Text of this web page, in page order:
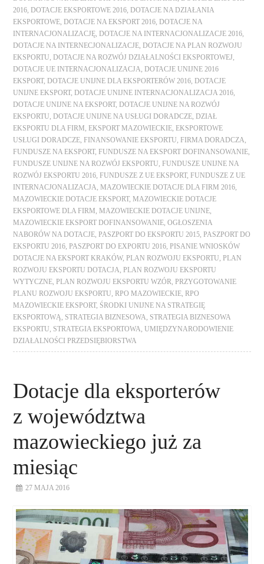
2016
DOTACJE EKSPORTOWE 2016
DOTACJE NA DZIAŁANIA
EKSPORTOWE
DOTACJE NA EKSPORT 2016
DOTACJE NA
INTERNACJONALIZACJĘ
DOTACJE NA INTERNACJONALIZACJE 2016
DOTACJE NA INTERNECJONALIZACJE
DOTACJE NA PLAN ROZWOJU
EKSPORTU
DOTACJE NA ROZWÓJ DZIAŁALNOŚCI EKSPORTOWEJ
DOTACJE UE INTERNACJONALIZACJA
DOTACJE UNIJNE 2016
EKSPORT, DOTACJE UNIJNE DLA EKSPORTERÓW 2016
DOTACJE
UNIJNE EKSPORT, DOTACJE UNIJNE INTERNACJONALIZACJA 2016
DOTACJE UNIJNE NA EKSPORT,
DOTACJE UNIJNE NA ROZWÓJ
EKSPORTU
DOTACJE UNIJNE NA USŁUGI DORADCZE
DZIAŁ
EKSPORTU DLA FIRM
EKSPORT MAZOWIECKIE
EKSPORTOWE
USŁUGI DORADCZE
FINANSOWANIE EKSPORTU FIRMA DORADCZA
FUNDUSZE NA EKSPORT, FUNDUSZE NA EKSPORT DOFINANSOWANIE
FUNDUSZE UNIJNE NA ROZWÓJ EKSPORTU
FUNDUSZE UNIJNE NA
ROZWÓJ EKSPORTU 2016
FUNDUSZE Z UE EKSPORT, FUNDUSZE Z UE
INTERNACJONALIZACJA
MAZOWIECKIE DOTACJE DLA FIRM 2016
MAZOWIECKIE DOTACJE EKSPORT, MAZOWIECKIE DOTACJE
EKSPORTOWE DLA FIRM
MAZOWIECKIE DOTACJE UNIJNE
MAZOWIECKIE EKSPORT DOFINANSOWANIE ,OGŁOSZENIA
NABORÓW NA DOTACJE
PASZPORT DO EKSPORTU 2015
PASZPORT DO
EKSPORTU 2016
PASZPORT DO EXPORTU 2016
PISANIE WNIOSKÓW
DOTACJE NA EKSPORT KRAKÓW, PLAN ROZWOJU EKSPORTU
PLAN
ROZWOJU EKSPORTU DOTACJA
PLAN ROZWOJU EKSPORTU
WYTYCZNE
PLAN ROZWOJU EKSPORTU WZÓR
PRZYGOTOWANIE
PLANU ROZWOJU EKSPORTU
RPO MAZOWIECKIE
RPO
MAZOWIECKIE EKSPORT, ŚRODKI UNIJNE NA STRATEGIĘ
EKSPORTOWĄ
STRATEGIA BIZNESOWA
STRATEGIA BIZNESOWA
EKSPORTU
STRATEGIA EKSPORTOWA
UMIĘDZYNARODOWIENIE
DZIAŁALNOŚCI PRZEDSIĘBIORSTWA
Dotacje dla eksporterów
z województwa
mazowieckiego już za
miesiąc
27 MAJA 2016